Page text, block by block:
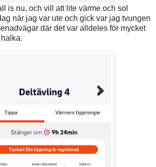
is nu, och vill att lite värme och sol
när jag var ute och gick var jag tvungen
där det var alldeles för mycket